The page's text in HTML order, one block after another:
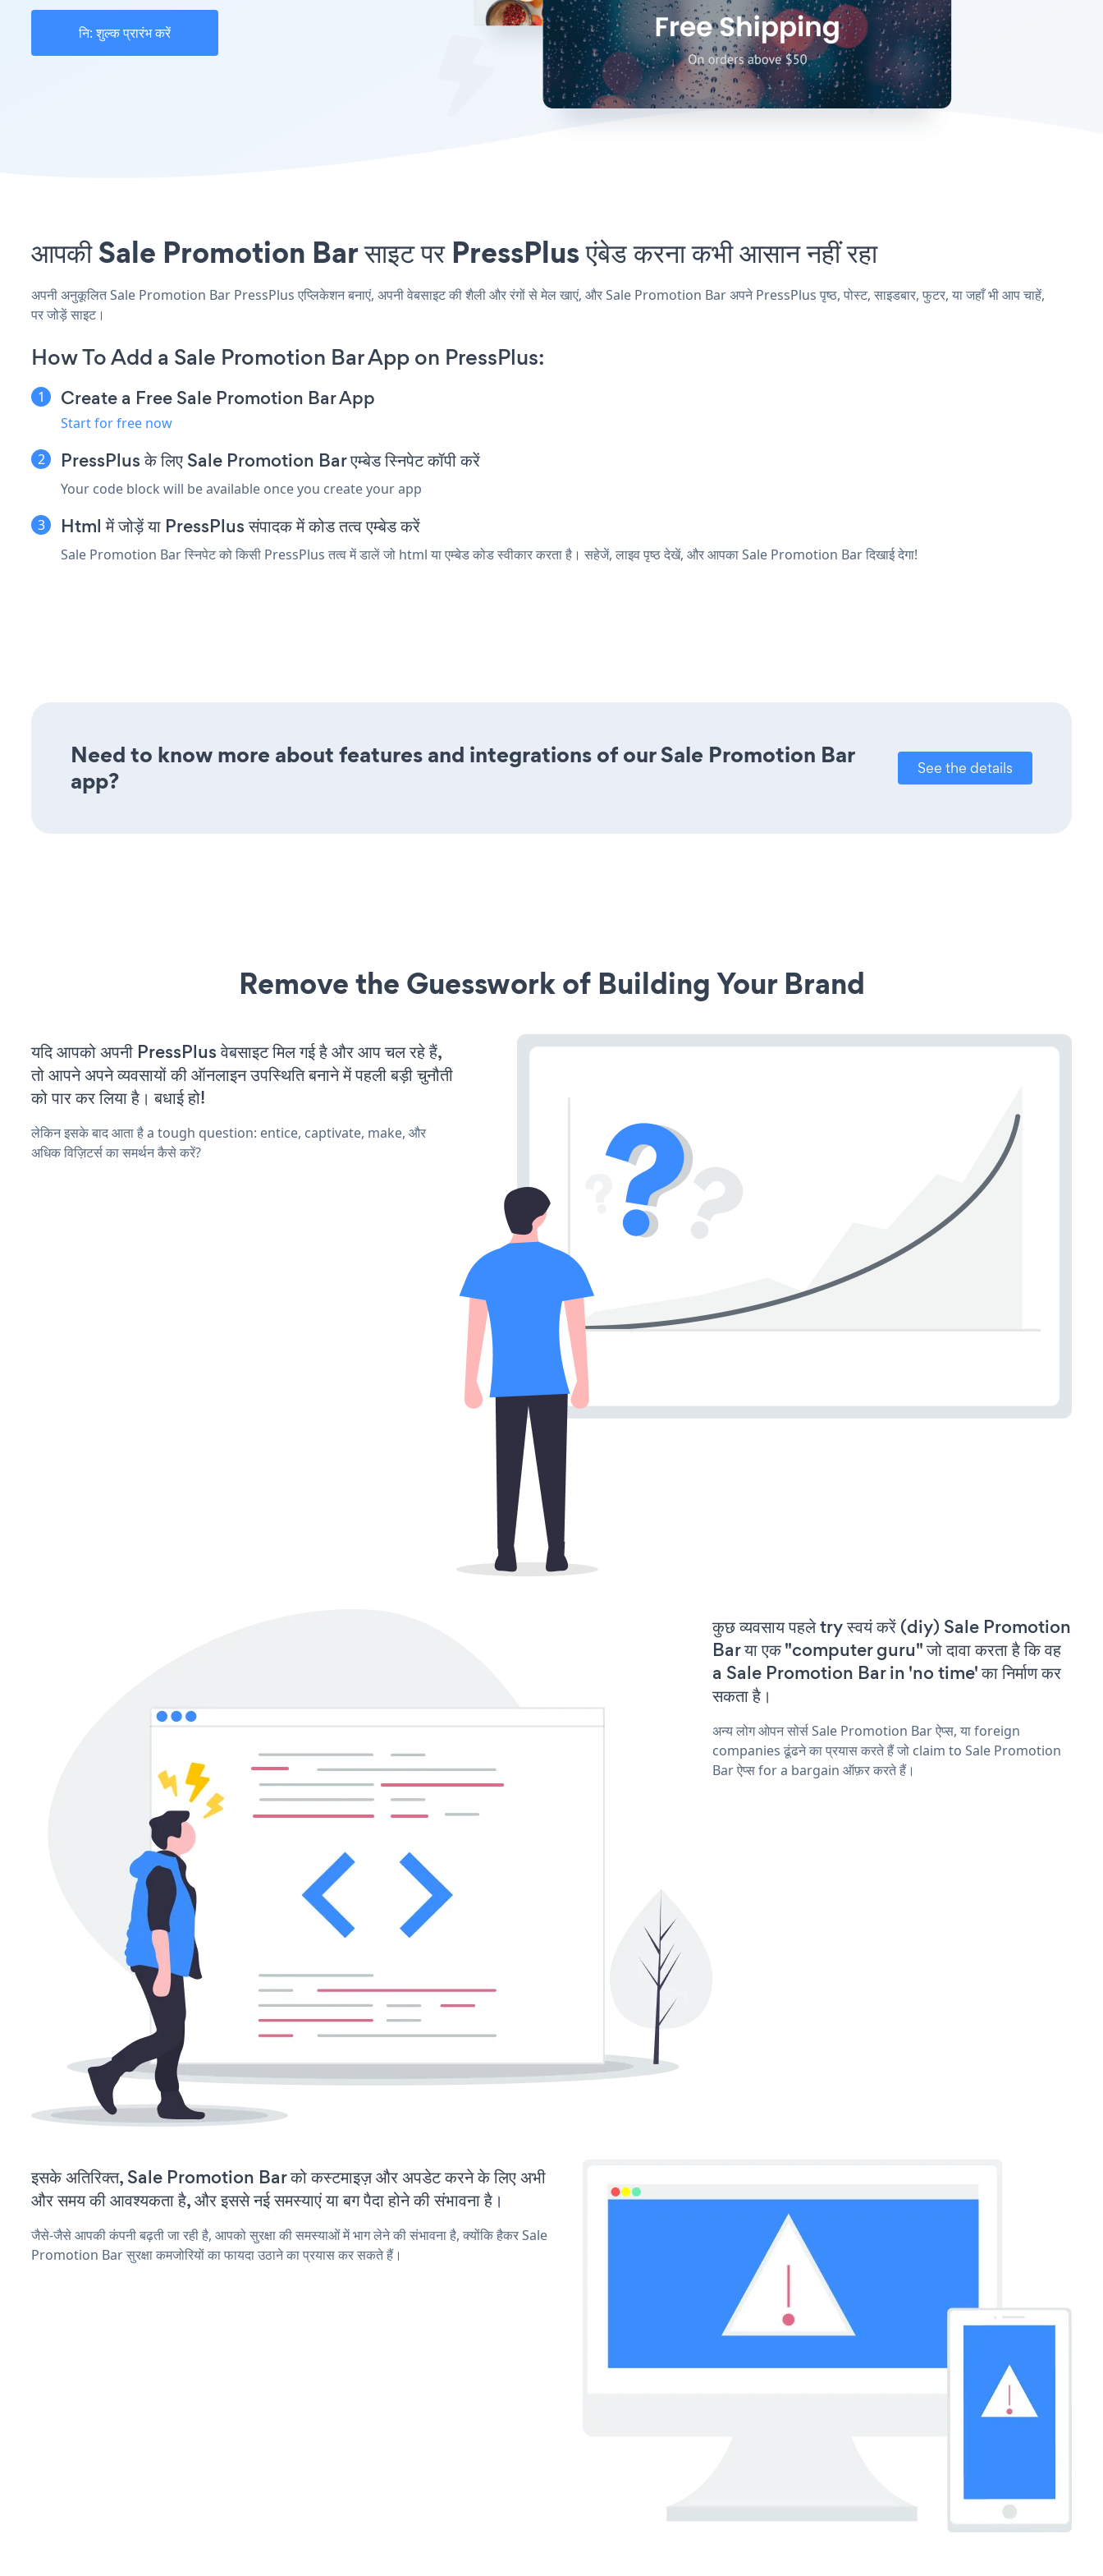
नि: शुल्क प्रारंभ करें
आपकी Sale Promotion Bar साइट पर PressPlus एंबेड करना कभी आसान नहीं रहा
अपनी अनुकूलित Sale Promotion Bar PressPlus एप्लिकेशन बनाएं, अपनी वेबसाइट की शैली और रंगों से मेल खाएं, और Sale Promotion Bar अपने PressPlus पृष्ठ, पोस्ट, साइडबार, फुटर, या जहाँ भी आप चाहें,
पर जोड़ें साइट।
How To Add a Sale Promotion Bar App on PressPlus:
Create a Free Sale Promotion Bar App
Start for free now
PressPlus के लिए Sale Promotion Bar एम्बेड स्निपेट कॉपी करें
Your code block will be available once you create your app
Html में जोड़ें या PressPlus संपादक में कोड तत्व एम्बेड करें
Sale Promotion Bar स्निपेट को किसी PressPlus तत्व में डालें जो html या एम्बेड कोड स्वीकार करता है। सहेजें, लाइव पृष्ठ देखें, और आपका Sale Promotion Bar दिखाई देगा!
Need to know more about features and integrations of our Sale Promotion Bar
app?
See the details
Remove the Guesswork of Building Your Brand
यदि आपको अपनी PressPlus वेबसाइट मिल गई है और आप चल रहे हैं,
तो आपने अपने व्यवसायों की ऑनलाइन उपस्थिति बनाने में पहली बड़ी चुनौती
को पार कर लिया है। बधाई हो!
लेकिन इसके बाद आता है a tough question: entice, captivate, make, और
अधिक विज़िटर्स का समर्थन कैसे करें?
कुछ व्यवसाय पहले try स्वयं करें (diy) Sale Promotion
Bar या एक "computer guru" जो दावा करता है कि वह
a Sale Promotion Bar in 'no time' का निर्माण कर
सकता है।
अन्य लोग ओपन सोर्स Sale Promotion Bar ऐप्स, या foreign
companies ढूंढने का प्रयास करते हैं जो claim to Sale Promotion
Bar ऐप्स for a bargain ऑफ़र करते हैं।
इसके अतिरिक्त, Sale Promotion Bar को कस्टमाइज़ और अपडेट करने के लिए अभी
और समय की आवश्यकता है, और इससे नई समस्याएं या बग पैदा होने की संभावना है।
जैसे-जैसे आपकी कंपनी बढ़ती जा रही है, आपको सुरक्षा की समस्याओं में भाग लेने की संभावना है, क्योंकि हैकर Sale
Promotion Bar सुरक्षा कमजोरियों का फायदा उठाने का प्रयास कर सकते हैं।